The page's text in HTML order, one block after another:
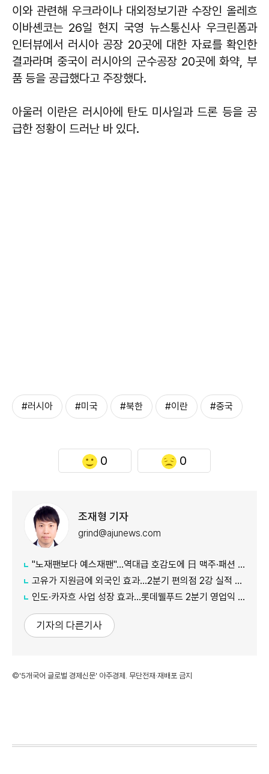
이와 관련해 우크라이나 대외정보기관 수장인 올레흐
이바셴코는 26일 현지 국영 뉴스통신사 우크린폼과
인터뷰에서 러시아 공장 20곳에 대한 자료를 확인한
결과라며 중국이 러시아의 군수공장 20곳에 화약, 부
품 등을 공급했다고 주장했다.
아울러 이란은 러시아에 탄도 미사일과 드론 등을 공
급한 정황이 드러난 바 있다.
#러시아 #미국 #북한 #이란 #중국
0 0
조재형 기자
grind@ajunews.com
"노재팬보다 예스재팬"…역대급 호감도에 日 맥주·패션 '날개'
고유가 지원금에 외국인 효과…2분기 편의점 2강 실적 날았다
인도·카자흐 사업 성장 효과…롯데웰푸드 2분기 영업익 89%↑
기자의 다른기사
©'5개국어 글로벌 경제신문' 아주경제. 무단전재·재배포 금지